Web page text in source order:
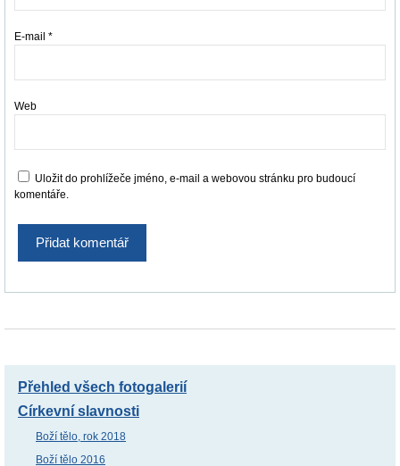
E-mail *
Web
Uložit do prohlížeče jméno, e-mail a webovou stránku pro budoucí
komentáře.
Přehled všech fotogalerií
Církevní slavnosti
Boží tělo, rok 2018
Boží tělo 2016